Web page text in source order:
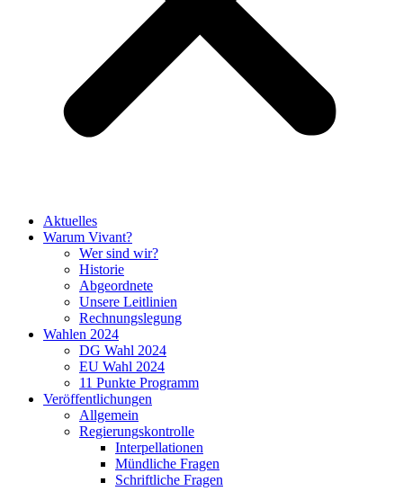
Aktuelles
Warum Vivant?
Wer sind wir?
Historie
Abgeordnete
Unsere Leitlinien
Rechnungslegung
Wahlen 2024
DG Wahl 2024
EU Wahl 2024
11 Punkte Programm
Veröffentlichungen
Allgemein
Regierungskontrolle
Interpellationen
Mündliche Fragen
Schriftliche Fragen